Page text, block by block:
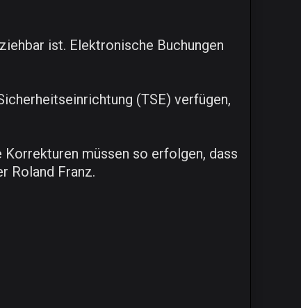
ist. Elektronische Buchungen
(TSE) verfügen,
müssen so erfolgen, dass
Roland Franz.